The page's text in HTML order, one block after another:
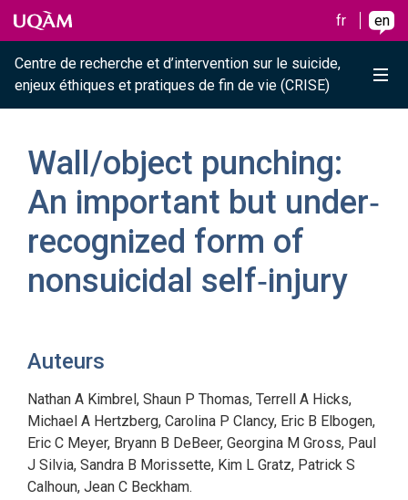
Raccourci vers le contenu
Raccourci vers le menu principal
Raccourci vers la recherche
Skip to main content
Skip to main menu
Skip to search
fr en
Centre de recherche et d’intervention sur le suicide,
enjeux éthiques et pratiques de fin de vie (CRISE)
Wall/object punching:
An important but under‐
recognized form of
nonsuicidal self‐injury
Auteurs
Nathan A Kimbrel, Shaun P Thomas, Terrell A Hicks,
Michael A Hertzberg, Carolina P Clancy, Eric B Elbogen,
Eric C Meyer, Bryann B DeBeer, Georgina M Gross, Paul
J Silvia, Sandra B Morissette, Kim L Gratz, Patrick S
Calhoun, Jean C Beckham.